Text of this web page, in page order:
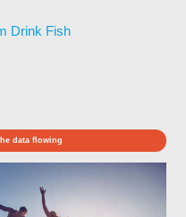
Drink Fish
data flowing